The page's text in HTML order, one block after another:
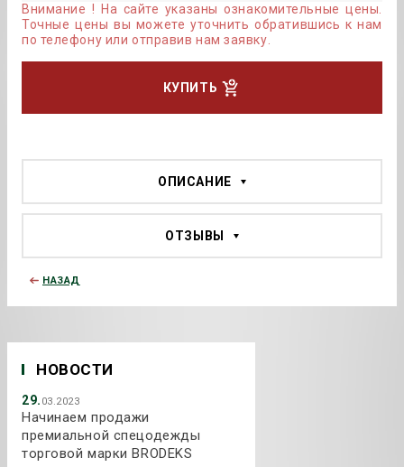
НОВОСТИ
29. 03.2023
Начинаем продажи
премиальной спецодежды
торговой марки BRODEKS
Внимание ! На сайте указаны ознакомительные цены.
Точные цены вы можете уточнить обратившись к нам
по телефону или отправив нам заявку.
КУПИТЬ
ОПИСАНИЕ
ОТЗЫВЫ
НАЗАД